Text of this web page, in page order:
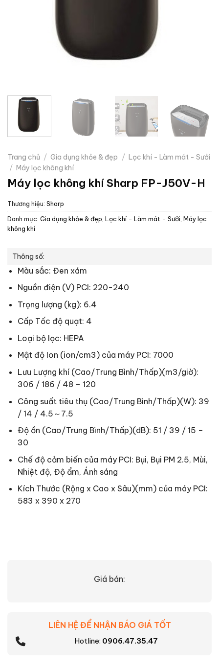
Trang chủ / Gia dụng khỏe & đẹp / Lọc khí - Làm mát - Sưởi
/ Máy lọc không khí
Máy lọc không khí Sharp FP-J50V-H
Thương hiệu: Sharp
Danh mục: Gia dụng khỏe & đẹp Lọc khí - Làm mát - Sưởi Máy lọc
không khí
Thông số:
Màu sắc: Đen xám
Nguồn điện (V) PCI: 220-240
Trọng lượng (kg): 6.4
Cấp Tốc độ quạt: 4
Loại bộ lọc: HEPA
Mật độ Ion (ion/cm3) của máy PCI: 7000
Lưu Lượng khí (Cao/Trung Bình/Thấp)(m3/giờ):
306 / 186 / 48 – 120
Công suất tiêu thụ (Cao/Trung Bình/Thấp)(W): 39
/ 14 / 4.5～7.5
Độ ồn (Cao/Trung Bình/Thấp)(dB): 51 / 39 / 15 –
30
Chế độ cảm biến của máy PCI: Bụi, Bụi PM 2.5, Mùi,
Nhiệt độ, Độ ẩm, Ánh sáng
Kích Thước (Rộng x Cao x Sâu)(mm) của máy PCI:
583 x 390 x 270
Giá bán:
LIÊN HỆ ĐỂ NHẬN BÁO GIÁ TỐT
Hotline: 0906.47.35.47